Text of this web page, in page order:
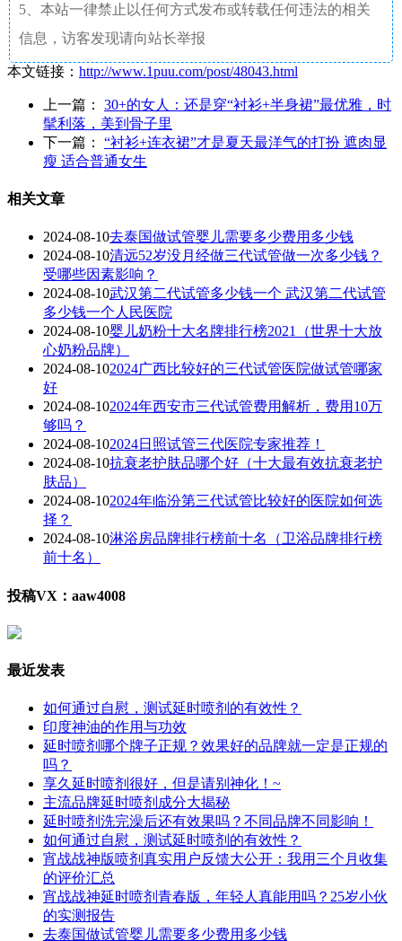
5、本站一律禁止以任何方式发布或转载任何违法的相关
信息，访客发现请向站长举报
本文链接： http://www.1puu.com/post/48043.html
上一篇： 30+的女人：还是穿“衬衫+半身裙”最优雅，时
髦利落，美到骨子里
下一篇： “衬衫+连衣裙”才是夏天最洋气的打扮 遮肉显
瘦 适合普通女生
相关文章
2024-08-10去泰国做试管婴儿需要多少费用多少钱
2024-08-10清远52岁没月经做三代试管做一次多少钱？
受哪些因素影响？
2024-08-10武汉第二代试管多少钱一个 武汉第二代试管
多少钱一个人民医院
2024-08-10婴儿奶粉十大名牌排行榜2021（世界十大放
心奶粉品牌）
2024-08-102024广西比较好的三代试管医院做试管哪家
好
2024-08-102024年西安市三代试管费用解析，费用10万
够吗？
2024-08-102024日照试管三代医院专家推荐！
2024-08-10抗衰老护肤品哪个好（十大最有效抗衰老护
肤品）
2024-08-102024年临汾第三代试管比较好的医院如何选
择？
2024-08-10淋浴房品牌排行榜前十名（卫浴品牌排行榜
前十名）
投稿VX：aaw4008
最近发表
如何通过自慰，测试延时喷剂的有效性？
印度神油的作用与功效
延时喷剂哪个牌子正规？效果好的品牌就一定是正规的
吗？
享久延时喷剂很好，但是请别神化！~
主流品牌延时喷剂成分大揭秘
延时喷剂洗完澡后还有效果吗？不同品牌不同影响！
如何通过自慰，测试延时喷剂的有效性？
宵战战神版喷剂真实用户反馈大公开：我用三个月收集
的评价汇总
宵战战神延时喷剂青春版，年轻人真能用吗？25岁小伙
的实测报告
去泰国做试管婴儿需要多少费用多少钱